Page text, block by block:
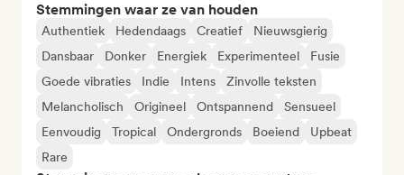
Stemmingen waar ze van houden
Authentiek Hedendaags Creatief
Nieuwsgierig
Dansbaar
Donker Energiek Experimenteel
Fusie
Goede vibraties
Indie Intens
Zinvolle teksten
Melancholisch
Origineel Ontspannend
Sensueel
Eenvoudig
Tropical Ondergronds Boeiend
Upbeat
Rare